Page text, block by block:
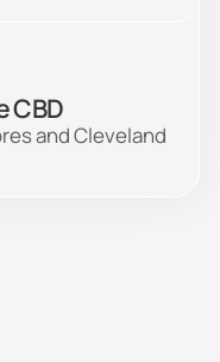
CBD
and Cleveland